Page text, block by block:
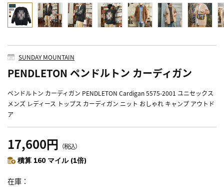
SUNDAY MOUNTAIN
PENDLETON ペンドルトン カーディガン
ペンドルトン カーディガン PENDLETON Cardigan 5575-2001 ユニセックス
メンズ レディース トップス カーディガン ニット おしゃれ キャンプ アウトド
ア
17,600円 （税込）
積算 160 マイル (1倍)
在庫